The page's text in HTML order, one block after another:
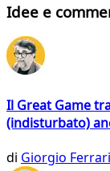
Idee e
Il Great Game
(indisturbato)
di Giorgio Ferrari